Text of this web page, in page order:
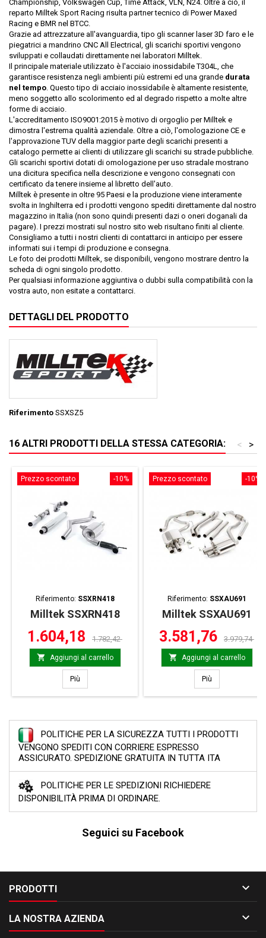
Championship, Volkswagen Cup, Time Attack, VLN, N24. Oltre a ciò, il
reparto Milltek Sport Racing risulta partner tecnico di Power Maxed
Racing e BMR nel BTCC.
Grazie ad attrezzature all'avanguardia, tipo gli scanner laser 3D faro e le
piegatrici a mandrino CNC All Electrical, gli scarichi sportivi vengono
sviluppati e collaudati direttamente nei laboratori Milltek.
Il principale materiale utilizzato è l'acciaio inossidabile T304L, che
garantisce resistenza negli ambienti più estremi ed una grande durata
nel tempo. Questo tipo di acciaio inossidabile è altamente resistente,
meno soggetto allo scolorimento ed al degrado rispetto a molte altre
forme di acciaio.
L'accreditamento ISO9001:2015 è motivo di orgoglio per Milltek e
dimostra l'estrema qualità aziendale. Oltre a ciò, l'omologazione CE e
l'approvazione TUV della maggior parte degli scarichi presenti a
catalogo permette ai clienti di utilizzare gli scarichi su strade pubbliche.
Gli scarichi sportivi dotati di omologazione per uso stradale mostrano
una dicitura specifica nella descrizione e vengono consegnati con
certificato da tenere insieme al libretto dell'auto.
Milltek è presente in oltre 95 Paesi e la produzione viene interamente
svolta in Inghilterra ed i prodotti vengono spediti direttamente dal nostro
magazzino in Italia (non sono quindi presenti dazi o oneri doganali da
pagare). I prezzi mostrati sul nostro sito web risultano finiti al cliente.
Consigliamo a tutti i nostri clienti di contattarci in anticipo per essere
informati sui i tempi di produzione e consegna.
Le foto dei prodotti Milltek, se disponibili, vengono mostrare dentro la
scheda di ogni singolo prodotto.
Per qualsiasi informazione aggiuntiva o dubbi sulla compatibilità con la
vostra auto, non esitate a contattarci.
DETTAGLI DEL PRODOTTO
Riferimento SSXSZ5
16 ALTRI PRODOTTI DELLA STESSA CATEGORIA: >
<
-10%
Prezzo scontato
Riferimento: SSXRN418
Milltek SSXRN418
1.604,18 1.782,42
 Aggiungi al carrello
PiùMilltek SSXRN418
-10%
Prezzo scontato
Riferimento: SSXAU691
Milltek SSXAU691
3.581,76 3.979,74
 Aggiungi al carrello
PiùMilltek
POLITICHE PER LA SICUREZZA TUTTI I PRODOTTI
VENGONO SPEDITI CON CORRIERE ESPRESSO
ASSICURATO. SPEDIZIONE GRATUITA IN TUTTA ITA
POLITICHE PER LE SPEDIZIONI RICHIEDERE
DISPONIBILITÀ PRIMA DI ORDINARE.
Seguici su Facebook
PRODOTTI 
LA NOSTRA AZIENDA 